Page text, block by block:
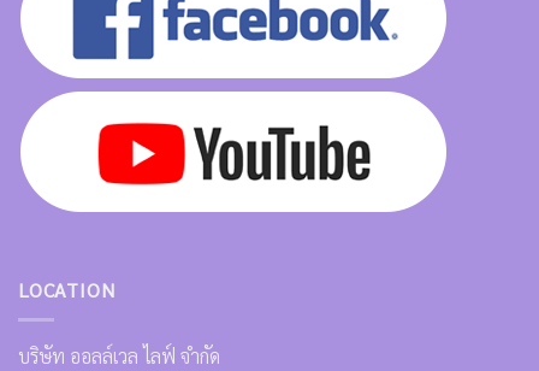
LOCATION
บริษัท ออลล์เวล ไลฟ์ จำกัด